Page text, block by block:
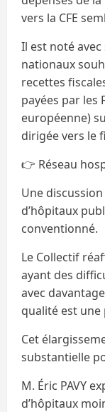
vers la CFE
Il est noté
nationaux
recettes
payées par les
européenne)
dirigée vers le
👉 Réseau
Une
d’hôpitaux
conventionné.
Le Collectif
ayant des
avec
qualité est
Cet
substantielle
M. Éric PAVY
d’hôpitaux